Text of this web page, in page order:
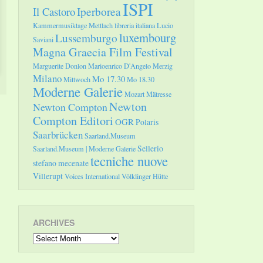
op. 33 von Johannes Brahms
Layes (Klavier)
Michael Loch, Idee, Textfassung, Leitung: Ralf Peter
Netzwerk freie Szene Saar wird die Moderne Galerie des
Künstlerbuch beschäftigt, tauchen die Besucher ein in die
der aktuellen Ausstellung wird das literarische Werk des berühmten
die Teilnahme eine verbindliche Anmeldung unter Tel.: 0681.9964-
erforderlich. Das Tragen eines Mund-
Il CastoroIperboreaISPI
Kammermusiktage Mettlachlibreria italianaLucio
SavianiLussemburgoluxembourg
Magna Graecia Film Festival
Marguerite DonlonMarioenrico D'AngeloMerzig
MilanoMittwochMo 17.30Mo 18.30
Moderne GalerieMozartMätresse
Newton ComptonNewton
Compton Editori OGRPolaris
SaarbrückenSaarland.Museum
Saarland.Museum | Moderne GalerieSellerio
stefano mecenatetecniche nuove
VilleruptVoices InternationalVölklinger Hütte
ARCHIVES
Archives